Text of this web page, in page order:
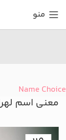
منو
Name Choice
معنی اسم